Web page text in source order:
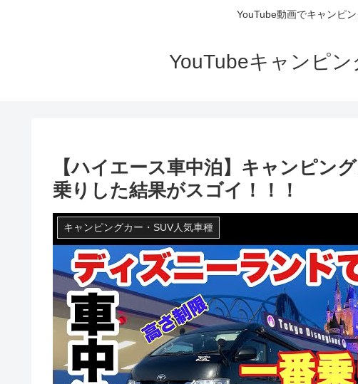
YouTube動画でキャンピ
YouTubeキャンピ
【ハイエース車中泊】キャンピン
乗りした結果がスゴイ！！！
キャンピングカー・SUV人気車種